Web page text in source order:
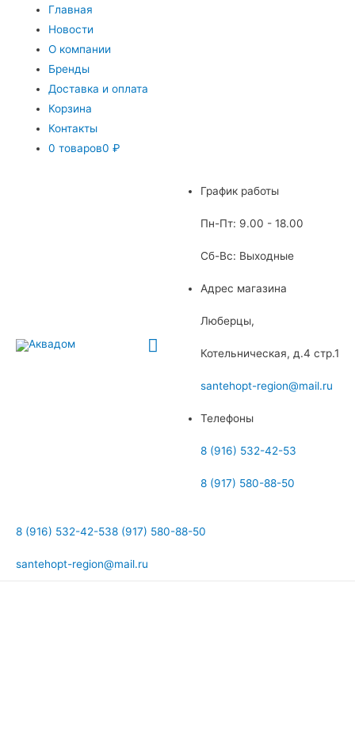
Главная
Новости
О компании
Бренды
Доставка и оплата
Корзина
Контакты
0 товаров0 ₽
Главное
График работы
Пн-Пт: 9.00 - 18.00
Сб-Вс: Выходные
Адрес магазина
Люберцы,
Котельническая, д.4 стр.1
santehopt-region@mail.ru
Телефоны
8 (916) 532-42-53
8 (917) 580-88-50
8 (916) 532-42-538 (917) 580-88-50
santehopt-region@mail.ru